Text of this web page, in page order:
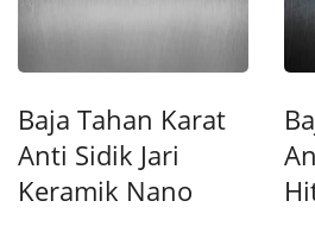
Baja Tahan Karat
Anti Sidik Jari
Keramik Nano